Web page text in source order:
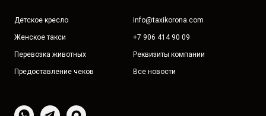
Детское кресло
Женское такси
Перевозка животных
Предоставление чеков
info@taxikorona.com
+7 906 414 90 09
Реквизиты компании
Все новости